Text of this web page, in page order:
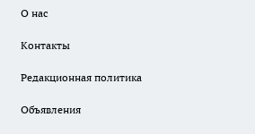
О нас
Контакты
Редакционная политика
Объявления